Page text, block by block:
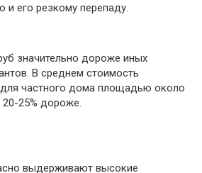
его резкому перепаду.
значительно дороже иных
В среднем стоимость
частного дома площадью около
20-25% дороже.
выдерживают высокие